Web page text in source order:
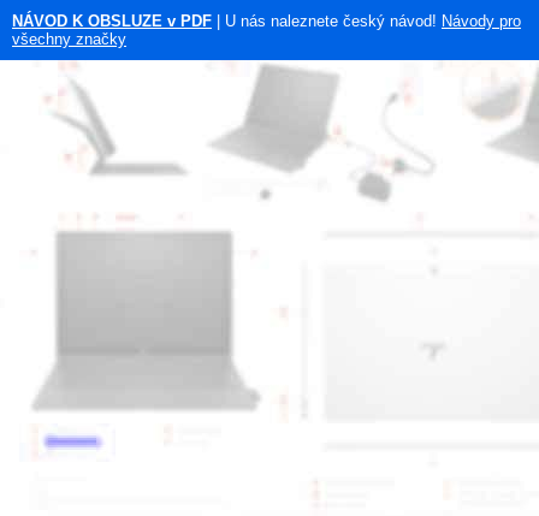
NÁVOD K OBSLUZE v PDF | U nás naleznete český návod! Návody pro
všechny značky